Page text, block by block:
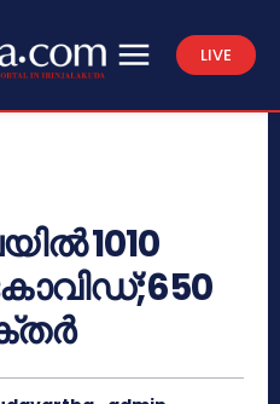
LIVE
1010